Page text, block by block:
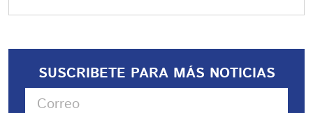
SUSCRIBETE PARA MÁS NOTICIAS